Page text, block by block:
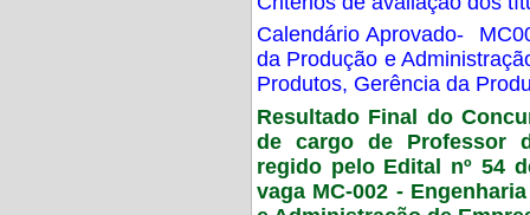
Calendário Aprovado-
da Produção e
Produtos, Gerência da
Resultado Final do
de cargo de Professor
regido pelo Edital nº 54
vaga MC-002 -